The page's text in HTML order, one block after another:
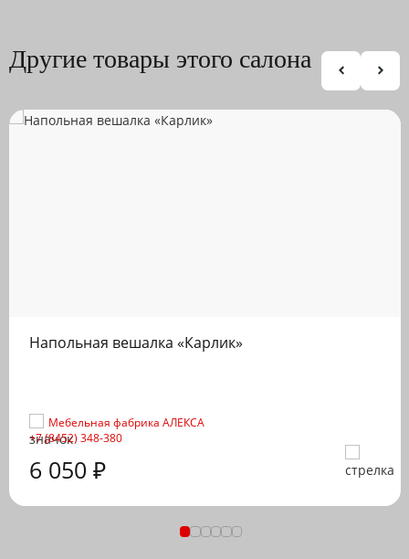
Другие товары этого салона
Напольная вешалка «Карлик»
Мебельная фабрика АЛЕКСА
+7 (8452) 348-380
6 050 ₽